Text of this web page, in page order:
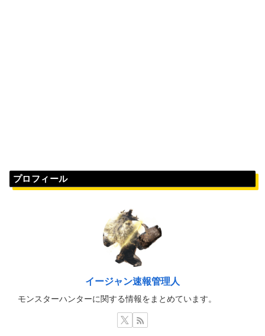
プロフィール
イージャン速報管理人
モンスターハンターに関する情報をまとめています。